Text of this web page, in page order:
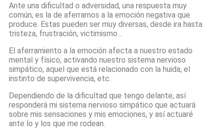
Ante una dificultad o adversidad, una respuesta muy
común, es la de aferrarnos a la emoción negativa que
produce. Estas pueden ser muy diversas, desde ira hasta
tristeza, frustración, victimismo…
El aferramiento a la emoción afecta a nuestro estado
mental y físico, activando nuestro sistema nervioso
simpático, aquel que está relacionado con la huida, el
instinto de supervivencia, etc.
Dependiendo de la dificultad que tengo delante, así
responderá mi sistema nervioso simpático que actuará
sobre mis sensaciones y mis emociones, y así actuaré
ante lo y los que me rodean.